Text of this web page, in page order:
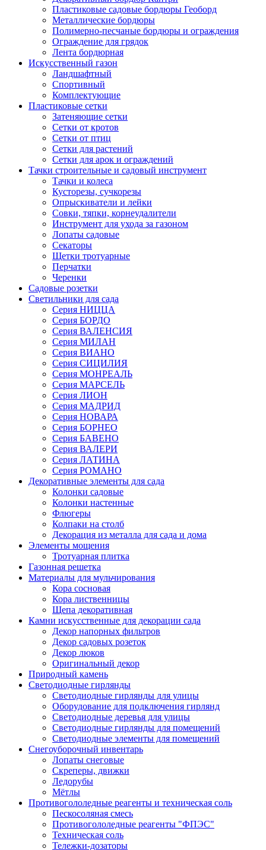
Пластиковые садовые бордюры Геоборд
Металлические бордюры
Полимерно-песчаные бордюры и ограждения
Ограждение для грядок
Лента бордюрная
Искусственный газон
Ландшафтный
Спортивный
Комплектующие
Пластиковые сетки
Затеняющие сетки
Сетки от кротов
Сетки от птиц
Сетки для растений
Сетки для арок и ограждений
Тачки строительные и садовый инструмент
Тачки и колеса
Кусторезы, сучкорезы
Опрыскиватели и лейки
Совки, тяпки, корнеудалители
Инструмент для ухода за газоном
Лопаты садовые
Секаторы
Щетки тротуарные
Перчатки
Черенки
Садовые розетки
Светильники для сада
Серия НИЦЦА
Серия БОРДО
Серия ВАЛЕНСИЯ
Серия МИЛАН
Серия ВИАНО
Серия СИЦИЛИЯ
Серия МОНРЕАЛЬ
Серия МАРСЕЛЬ
Серия ЛИОН
Серия МАДРИД
Серия НОВАРА
Серия БОРНЕО
Серия БАВЕНО
Серия ВАЛЕРИ
Серия ЛАТИНА
Серия РОМАНО
Декоративные элементы для сада
Колонки садовые
Колонки настенные
Флюгеры
Колпаки на столб
Декорация из металла для сада и дома
Элементы мощения
Тротуарная плитка
Газонная решетка
Материалы для мульчирования
Кора сосновая
Кора лиственницы
Щепа декоративная
Камни искусственные для декорации сада
Декор напорных фильтров
Декор садовых розеток
Декор люков
Оригинальный декор
Природный камень
Светодиодные гирлянды
Светодиодные гирлянды для улицы
Оборудование для подключения гирлянд
Светодиодные деревья для улицы
Светодиодные гирлянды для помещений
Светодиодные элементы для помещений
Снегоуборочный инвентарь
Лопаты снеговые
Скреперы, движки
Ледорубы
Мётлы
Противогололедные реагенты и техническая соль
Пескосоляная смесь
Противогололедные реагенты "ФПЭС"
Техническая соль
Тележки-дозаторы